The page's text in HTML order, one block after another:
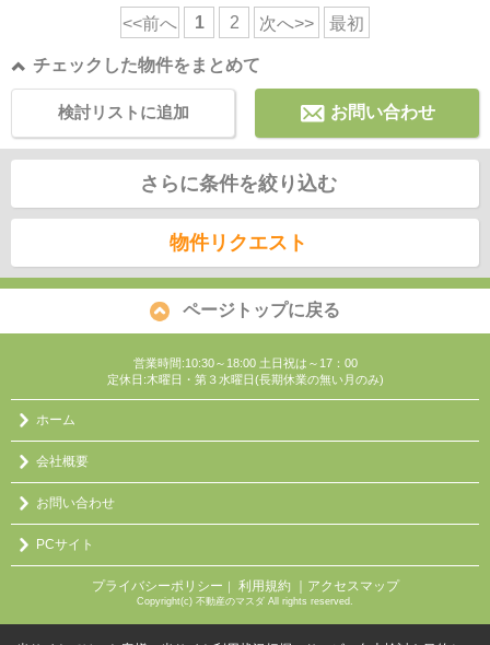
<<前へ 1 2 次へ>> 最初
チェックした物件をまとめて
お問い合わせ
検討リストに追加
さらに条件を絞り込む
物件リクエスト
ページトップに戻る
営業時間:10:30～18:00 土日祝は～17：00
定休日:木曜日・第３水曜日(長期休業の無い月のみ)
ホーム
会社概要
お問い合わせ
PCサイト
プライバシーポリシー ｜ 利用規約 ｜アクセスマップ
Copyright(c) 不動産のマスダ All rights reserved.